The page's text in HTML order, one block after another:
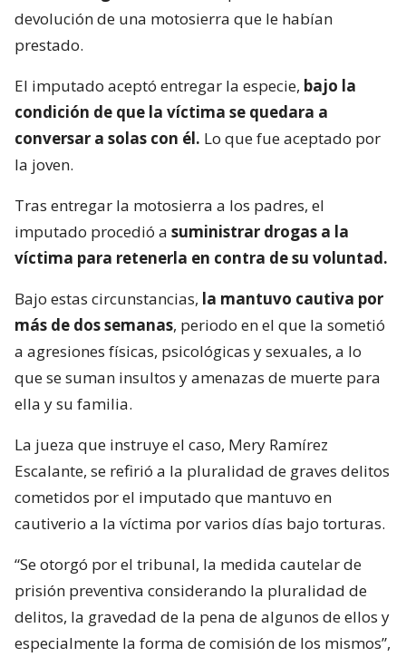
devolución de una motosierra que le habían
prestado.
El imputado aceptó entregar la especie, bajo la
condición de que la víctima se quedara a
conversar a solas con él. Lo que fue aceptado por
la joven.
Tras entregar la motosierra a los padres, el
imputado procedió a suministrar drogas a la
víctima para retenerla en contra de su voluntad.
Bajo estas circunstancias, la mantuvo cautiva por
más de dos semanas, periodo en el que la sometió
a agresiones físicas, psicológicas y sexuales, a lo
que se suman insultos y amenazas de muerte para
ella y su familia.
La jueza que instruye el caso, Mery Ramírez
Escalante, se refirió a la pluralidad de graves delitos
cometidos por el imputado que mantuvo en
cautiverio a la víctima por varios días bajo torturas.
“Se otorgó por el tribunal, la medida cautelar de
prisión preventiva considerando la pluralidad de
delitos, la gravedad de la pena de algunos de ellos y
especialmente la forma de comisión de los mismos”,